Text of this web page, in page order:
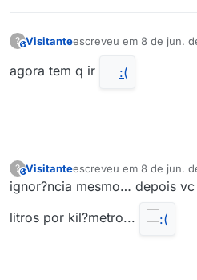
?This user is from outside of this forum
Visitanteescreveu em 8 de jun.
última edição por
agora tem q ir
?This user is from outside of this forum
Visitanteescreveu em 8 de jun.
última edição por
ignor?ncia mesmo… depois
litros por kil?metro...